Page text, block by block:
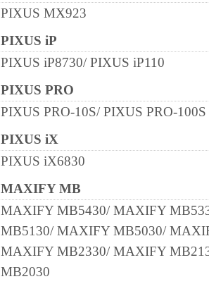
PIXUS MX923
PIXUS iP
PIXUS iP8730/ PIXUS iP110
PIXUS PRO
PIXUS PRO-10S/ PIXUS PRO-100S
PIXUS iX
PIXUS iX6830
MAXIFY MB
MAXIFY MB5430/ MAXIFY
MB5130/ MAXIFY MB5030/
MAXIFY MB2330/ MAXIFY
MB2030